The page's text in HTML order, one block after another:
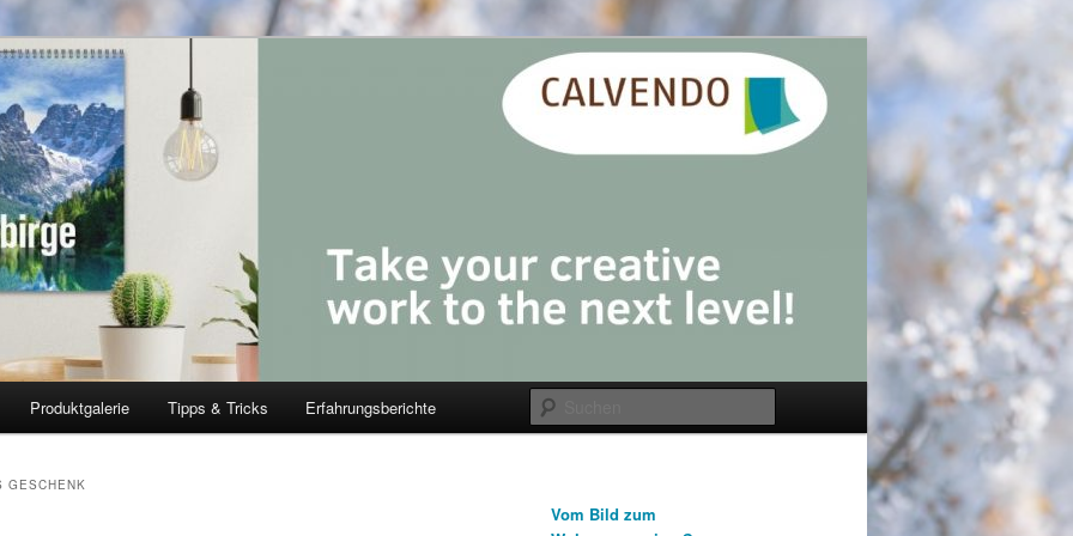
Produktgalerie Tipps & Tricks Erfahrungsberichte
GESCHENK
Vom Bild zum